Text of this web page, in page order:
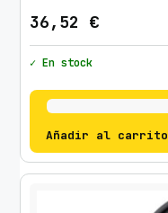
36,52 €
✓ En stock
Añadir al carrito